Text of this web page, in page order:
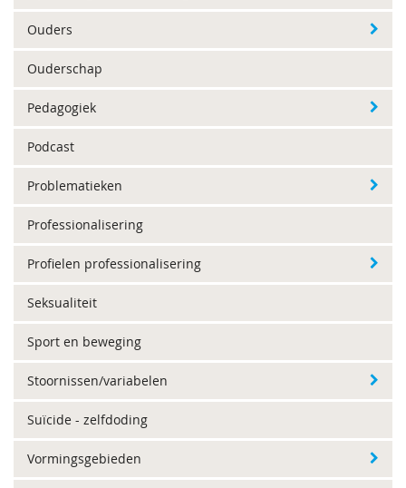
Ouders
Ouderschap
Pedagogiek
Podcast
Problematieken
Professionalisering
Profielen professionalisering
Seksualiteit
Sport en beweging
Stoornissen/variabelen
Suïcide - zelfdoding
Vormingsgebieden